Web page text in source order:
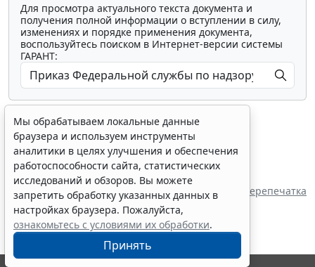
Для просмотра актуального текста документа и
получения полной информации о вступлении в силу,
изменениях и порядке применения документа,
воспользуйтесь поиском в Интернет-версии системы
ГАРАНТ:
Показать все материалы
Перепечатка
Мы обрабатываем локальные данные
браузера и используем инструменты
аналитики в целях улучшения и обеспечения
работоспособности сайта, статистических
исследований и обзоров. Вы можете
запретить обработку указанных данных в
настройках браузера. Пожалуйста,
ознакомьтесь с условиями их обработки.
Принять